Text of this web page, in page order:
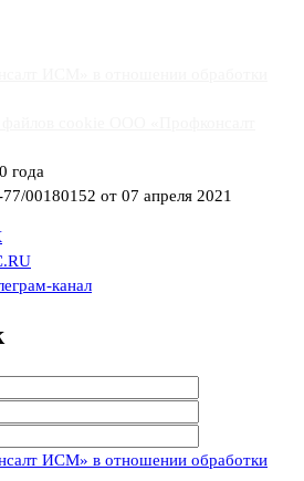
года
00180152 от 07 апреля 2021
ИСМ» в отношении обработки